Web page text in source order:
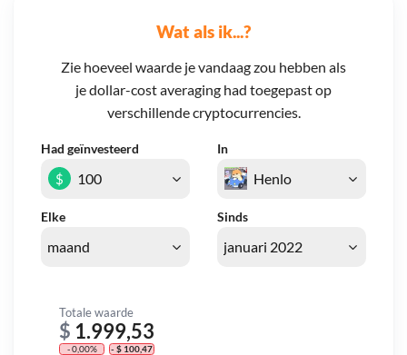
Wat als ik...?
Zie hoeveel waarde je vandaag zou hebben als
je dollar-cost averaging had toegepast op
verschillende cryptocurrencies.
Had geïnvesteerd In
Elke Sinds
$
Totale waarde
$ 1.999,53
- 0,00% - $ 100,47